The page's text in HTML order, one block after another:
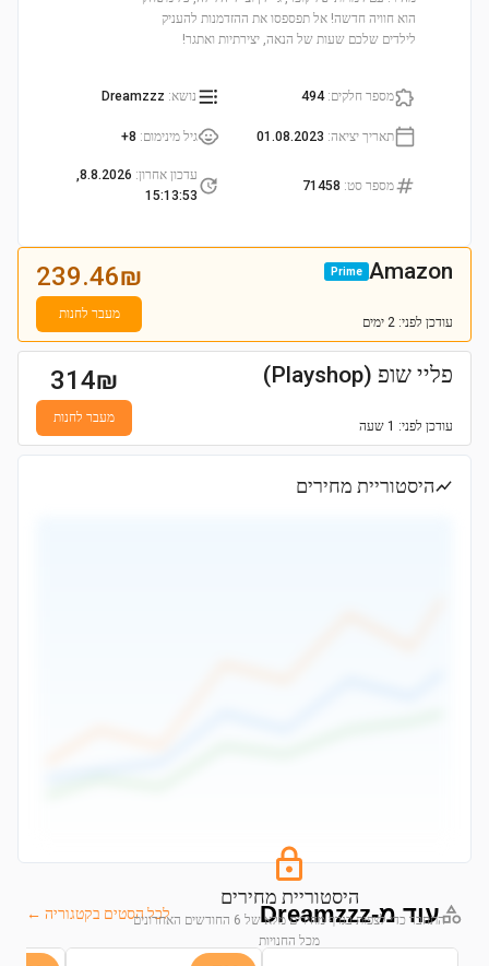
הוא חוויה חדשה! אל תפספסו את ההזדמנות להעניק
לילדים שלכם שעות של הנאה, יצירתיות ואתגר!
מספר חלקים:
494 נושא:
Dreamzzz
תאריך יציאה:
01.08.2023 גיל מינימום:
8+
מספר סט:
71458
עדכון אחרון:
8.8.2026,
15:13:53
Amazon
Prime
עודכן לפני: 2 ימים
239.46₪
מעבר לחנות
פליי שופ (Playshop)
עודכן לפני: 1 שעה
314₪
מעבר לחנות
היסטוריית מחירים
היסטוריית מחירים
התחבר כדי לצפות בגרף מחירים מלא של 6 החודשים האחרונים
מכל החנויות
עוד מ-Dreamzzz לכל הסטים בקטגוריה ←